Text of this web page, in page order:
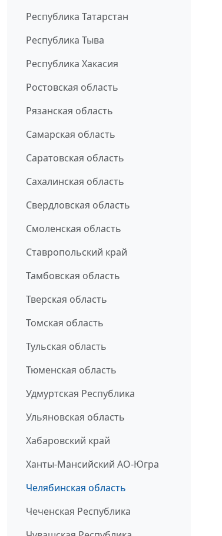
Республика Татарстан
Республика Тыва
Республика Хакасия
Ростовская область
Рязанская область
Самарская область
Саратовская область
Сахалинская область
Свердловская область
Смоленская область
Ставропольский край
Тамбовская область
Тверская область
Томская область
Тульская область
Тюменская область
Удмуртская Республика
Ульяновская область
Хабаровский край
Ханты-Мансийский АО-Югра
Челябинская область
Чеченская Республика